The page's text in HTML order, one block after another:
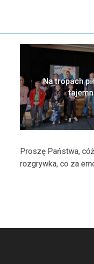
Na tropach
Proszę Państwa,
rozgrywka, co za